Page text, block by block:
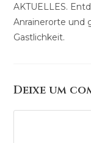
AKTUELLES.
Anrainerorte und
Gastlichkeit.
Deixe um